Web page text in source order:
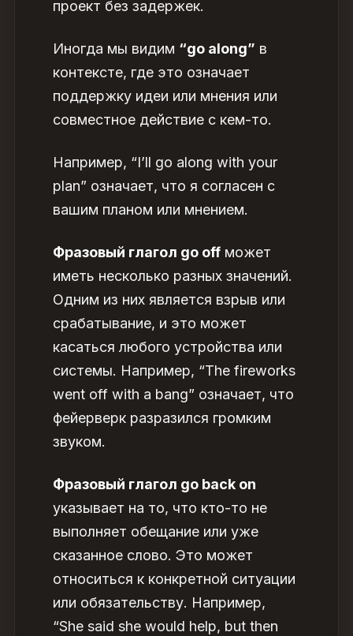
проект без задержек.
Иногда мы видим “go along” в
контексте, где это означает
поддержку идеи или мнения или
совместное действие с кем-то.
Например, “I’ll go along with your
plan” означает, что я согласен с
вашим планом или мнением.
Фразовый глагол go off может
иметь несколько разных значений.
Одним из них является взрыв или
срабатывание, и это может
касаться любого устройства или
системы. Например, “The fireworks
went off with a bang” означает, что
фейерверк разразился громким
звуком.
Фразовый глагол go back on
указывает на то, что кто-то не
выполняет обещание или уже
сказанное слово. Это может
относиться к конкретной ситуации
или обязательству. Например,
“She said she would help, but then